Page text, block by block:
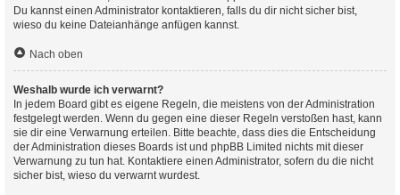
Du kannst einen Administrator kontaktieren, falls du dir nicht sicher bist,
wieso du keine Dateianhänge anfügen kannst.
Nach oben
Weshalb wurde ich verwarnt?
In jedem Board gibt es eigene Regeln, die meistens von der Administration
festgelegt werden. Wenn du gegen eine dieser Regeln verstoßen hast, kann
sie dir eine Verwarnung erteilen. Bitte beachte, dass dies die Entscheidung
der Administration dieses Boards ist und phpBB Limited nichts mit dieser
Verwarnung zu tun hat. Kontaktiere einen Administrator, sofern du die nicht
sicher bist, wieso du verwarnt wurdest.